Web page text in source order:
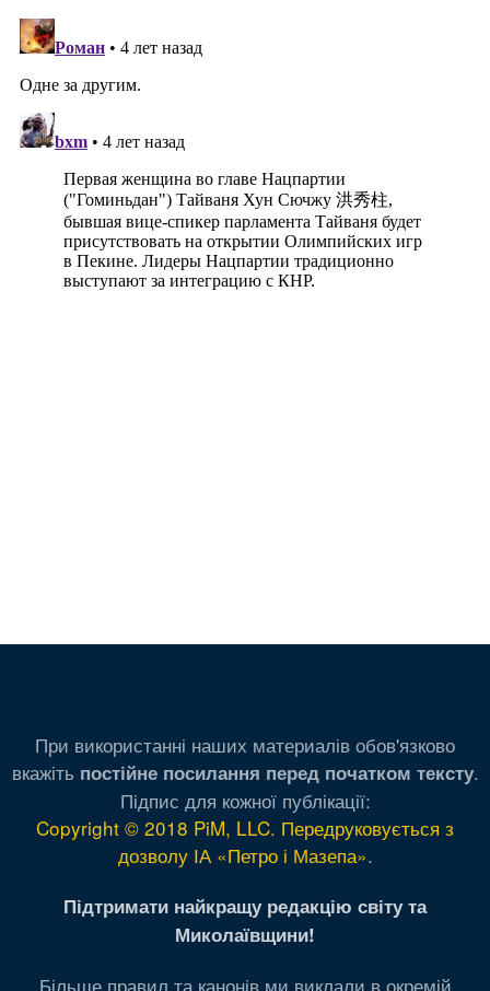
При використанні наших материалів обов'язково
вкажіть постійне посилання перед початком тексту.
Підпис для кожної публікації:
Copyright © 2018 PiM, LLC. Передруковується з
дозволу ІА «Петро і Мазепа».
Підтримати найкращу редакцію світу та
Миколаївщини!
Більше правил та канонів ми виклали в окремій